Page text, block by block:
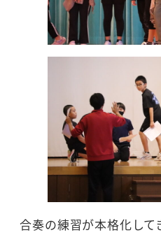
合奏の練習が本格化し